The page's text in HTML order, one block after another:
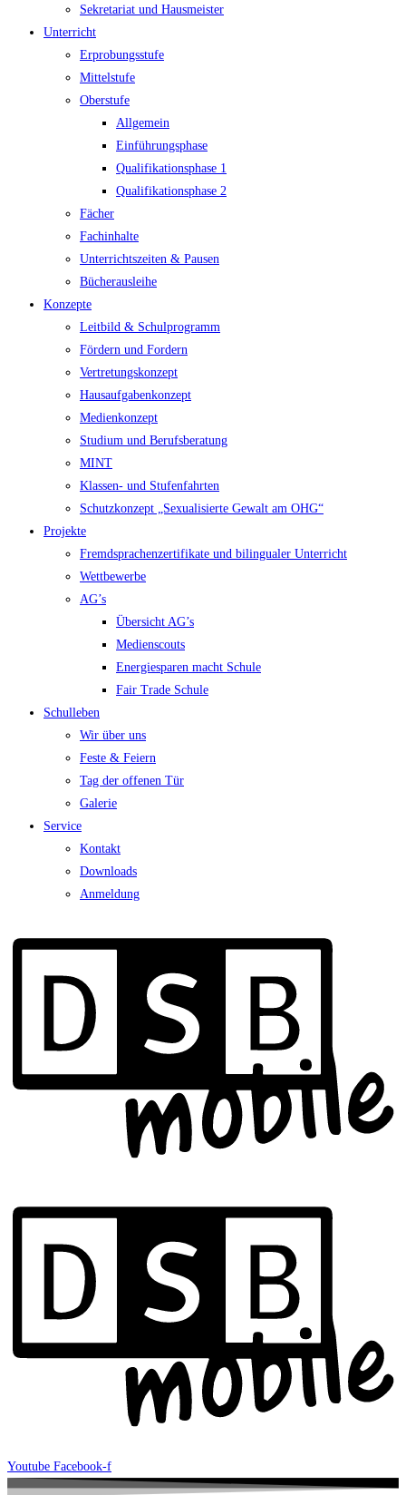
Sekretariat und Hausmeister
Unterricht
Erprobungsstufe
Mittelstufe
Oberstufe
Allgemein
Einführungsphase
Qualifikationsphase 1
Qualifikationsphase 2
Fächer
Fachinhalte
Unterrichtszeiten & Pausen
Bücherausleihe
Konzepte
Leitbild & Schulprogramm
Fördern und Fordern
Vertretungskonzept
Hausaufgabenkonzept
Medienkonzept
Studium und Berufsberatung
MINT
Klassen- und Stufenfahrten
Schutzkonzept „Sexualisierte Gewalt am OHG“
Projekte
Fremdsprachenzertifikate und bilingualer Unterricht
Wettbewerbe
AG’s
Übersicht AG’s
Medienscouts
Energiesparen macht Schule
Fair Trade Schule
Schulleben
Wir über uns
Feste & Feiern
Tag der offenen Tür
Galerie
Service
Kontakt
Downloads
Anmeldung
Youtube Facebook-f